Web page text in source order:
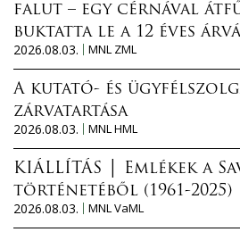
falut – egy cérnával
buktatta le a 12 éves
2026.08.03.
MNL ZML
A kutató- és
zárvatartása
2026.08.03.
MNL HML
KIÁLLÍTÁS │ Emlékek a
történetéből (1961-2025)
2026.08.03.
MNL VaML